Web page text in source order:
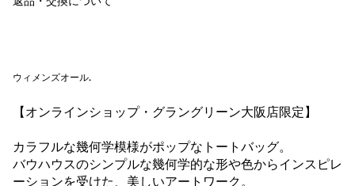
ウィメンズオール.
【オンラインショップ・グラングリーン大阪店限定】
カラフルな幾何学模様がポップなトートバッグ。
バウハウスのシンプルな幾何学的な形や色からインスピレ
ーションを受けた、美しいアートワーク。